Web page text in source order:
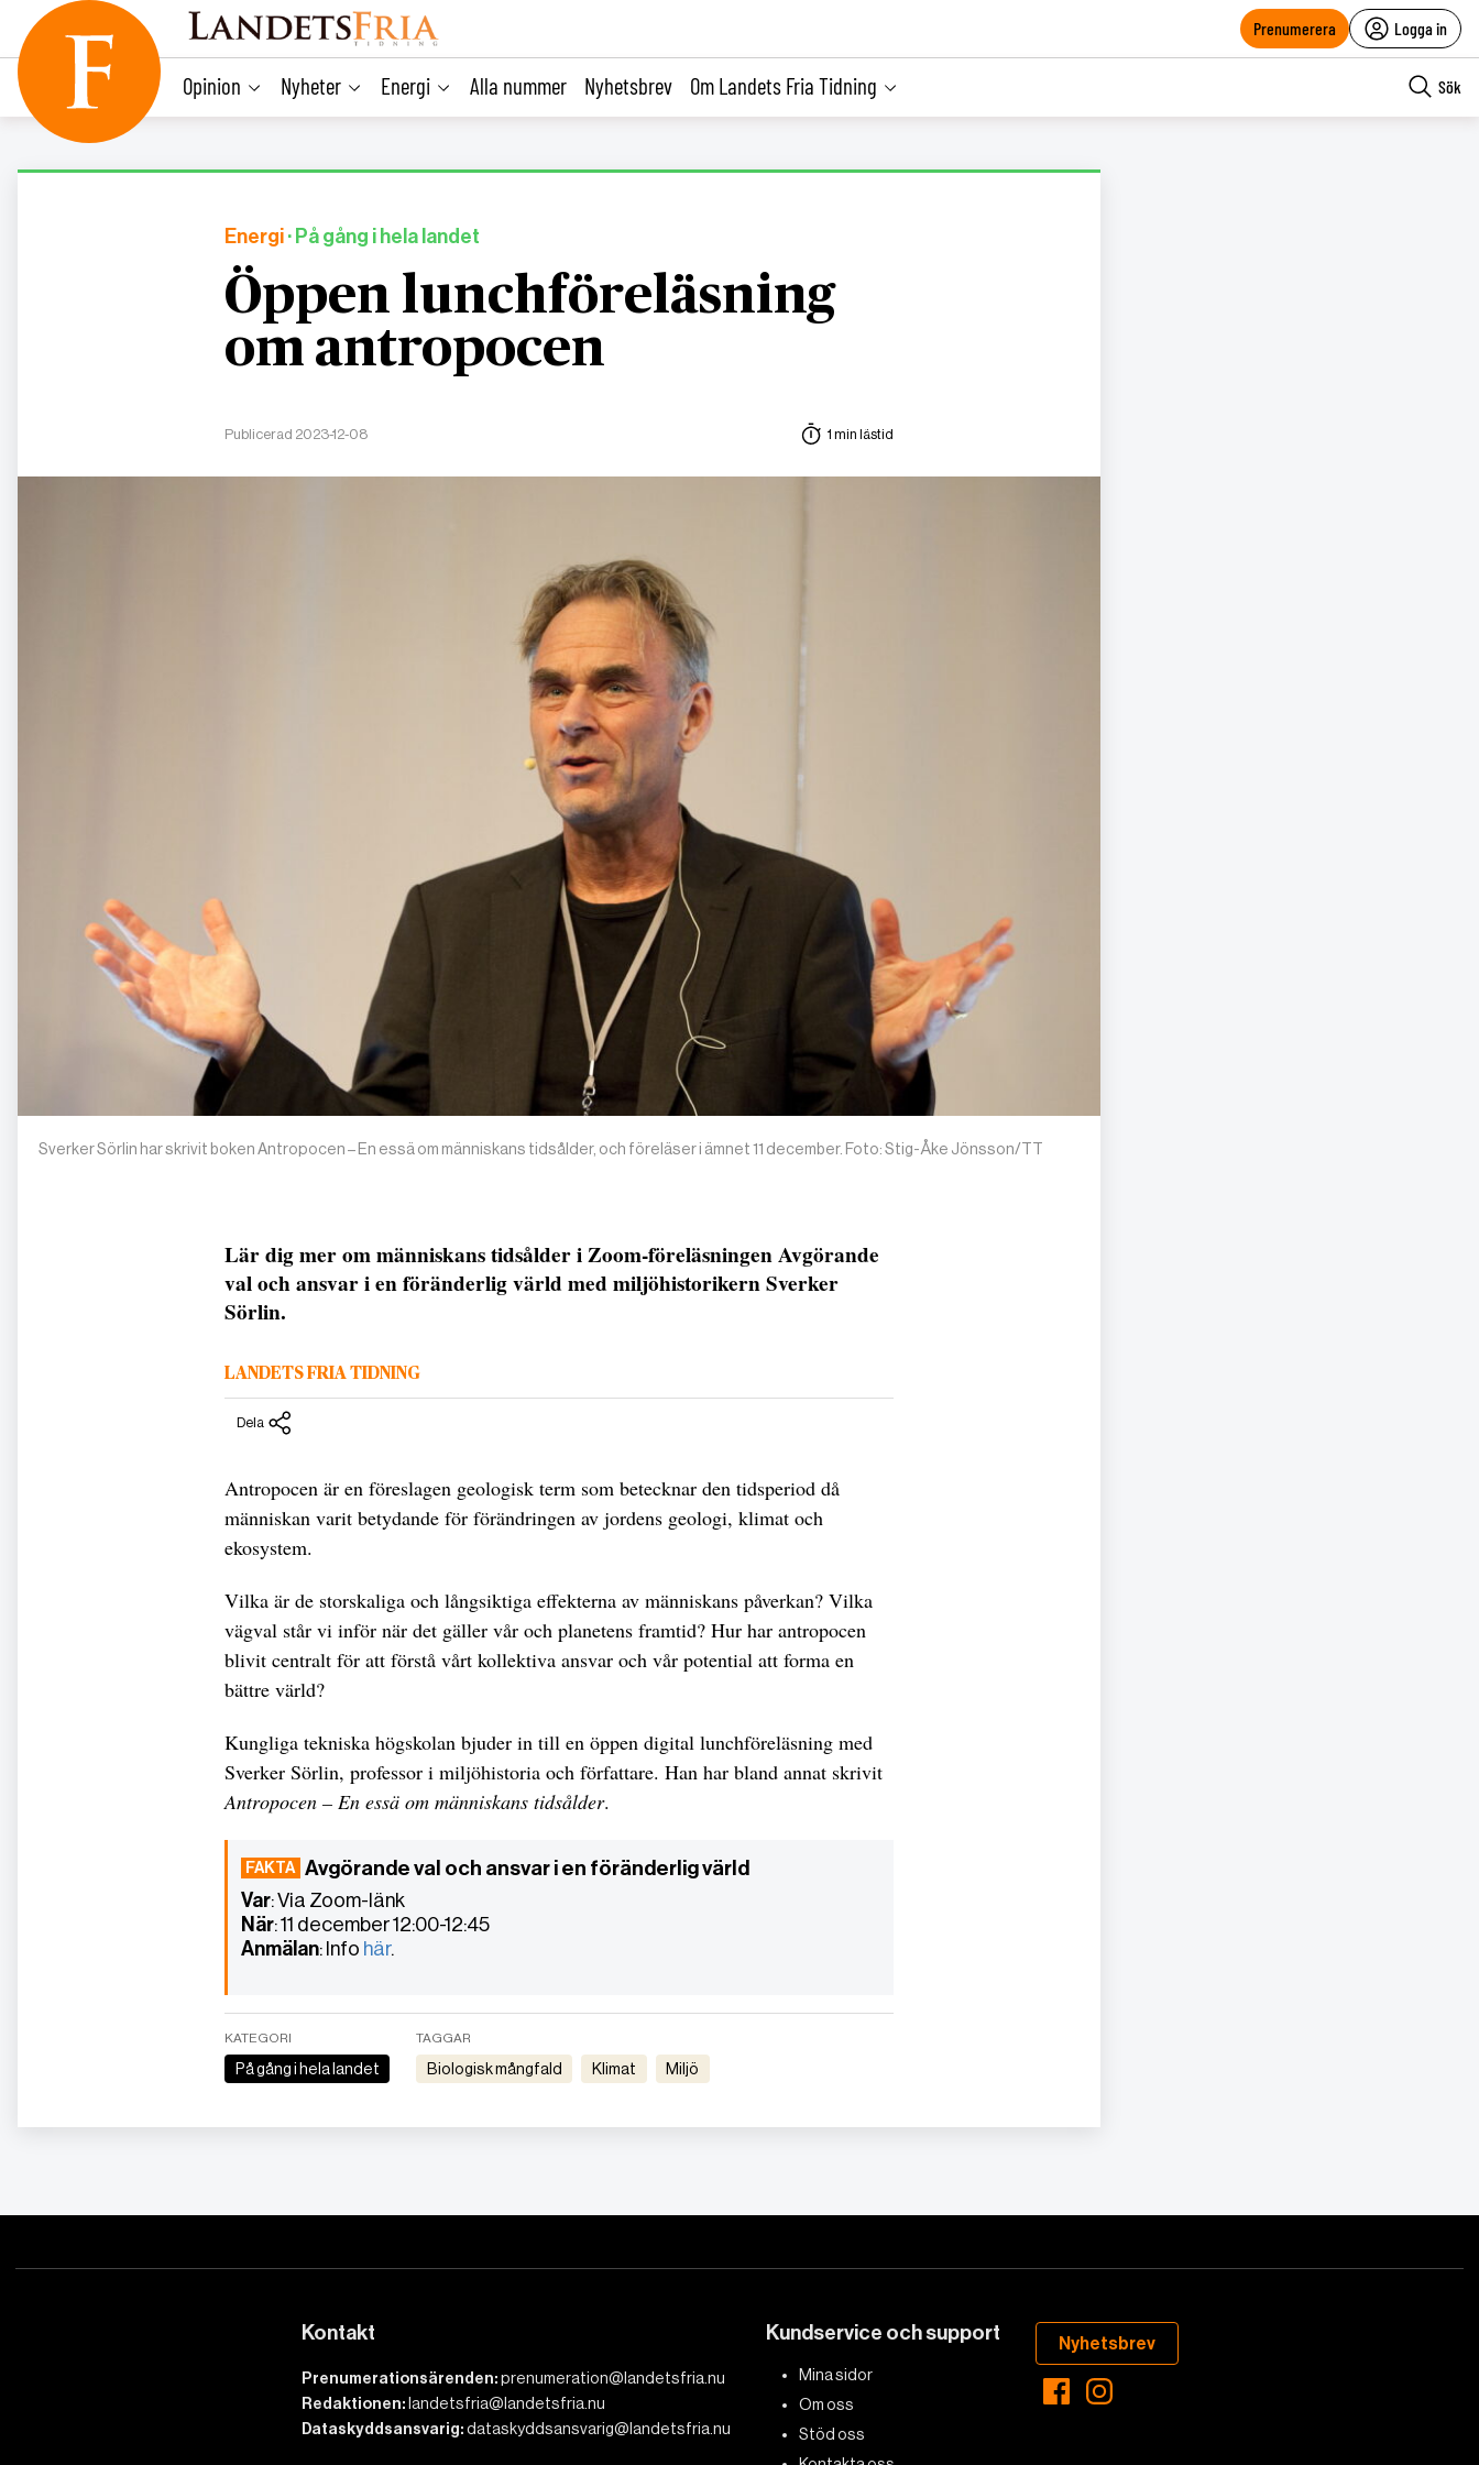
content
Prenumerera Logga in
Opinion Nyheter Energi Alla nummer Nyhetsbrev Om Landets Fria Tidning Sök
Energi· På gång i hela landet
Öppen lunchföreläsning
om antropocen
Publicerad 2023-12-08 1 min lästid
Sverker Sörlin har skrivit boken Antropocen – En essä om människans tidsålder, och föreläser i ämnet 11 december. Foto: Stig-Åke Jönsson/TT
Lär dig mer om människans tidsålder i Zoom-föreläsningen Avgörande
val och ansvar i en föränderlig värld med miljöhistorikern Sverker
Sörlin.
LANDETS FRIA TIDNING
Dela
Antropocen är en föreslagen geologisk term som betecknar den tidsperiod då
människan varit betydande för förändringen av jordens geologi, klimat och
ekosystem.
Vilka är de storskaliga och långsiktiga effekterna av människans påverkan? Vilka
vägval står vi inför när det gäller vår och planetens framtid? Hur har antropocen
blivit centralt för att förstå vårt kollektiva ansvar och vår potential att forma en
bättre värld?
Kungliga tekniska högskolan bjuder in till en öppen digital lunchföreläsning med
Sverker Sörlin, professor i miljöhistoria och författare. Han har bland annat skrivit
Antropocen – En essä om människans tidsålder.
Avgörande val och ansvar i en föränderlig värld
Var: Via Zoom-länk
När: 11 december 12:00-12:45
Anmälan: Info här.
KATEGORI
På gång i hela landet
TAGGAR
Biologisk mångfald Klimat Miljö
Kontakt
Prenumerationsärenden:prenumeration@landetsfria.nu
Redaktionen: landetsfria@landetsfria.nu
Dataskyddsansvarig:dataskyddsansvarig@landetsfria.nu
Kundservice och support
Mina sidor
Om oss
Stöd oss
Nyhetsbrev